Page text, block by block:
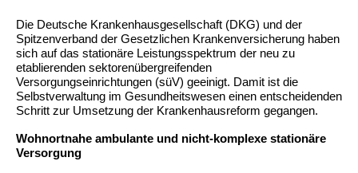
Die Deutsche Krankenhausgesellschaft (DKG) und der
Spitzenverband der Gesetzlichen Krankenversicherung haben
sich auf das stationäre Leistungsspektrum der neu zu
etablierenden sektorenübergreifenden
Versorgungseinrichtungen (süV) geeinigt. Damit ist die
Selbstverwaltung im Gesundheitswesen einen entscheidenden
Schritt zur Umsetzung der Krankenhausreform gegangen.
Wohnortnahe ambulante und nicht-komplexe stationäre
Versorgung